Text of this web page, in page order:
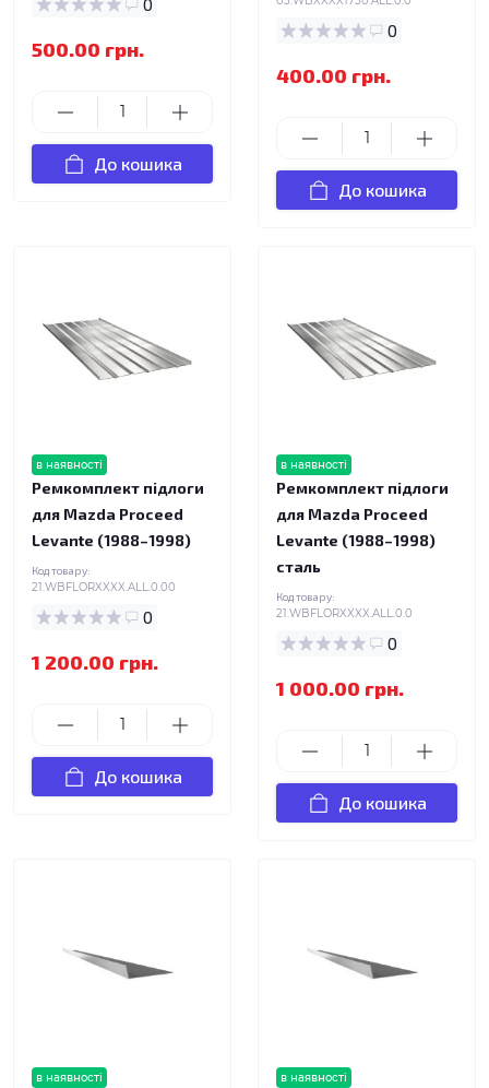
500.00 грн.
До кошика
0
400.00 грн.
До кошика
в наявності
Ремкомплект підлоги
для Mazda Proceed
Levante (1988–1998)
Код товару:
21.WBFLORXXXX.ALL.0.00
0
1 200.00 грн.
До кошика
в наявності
Ремкомплект підлоги
для Mazda Proceed
Levante (1988–1998)
сталь
Код товару:
21.WBFLORXXXX.ALL.0.0
0
1 000.00 грн.
До кошика
в наявності в наявності